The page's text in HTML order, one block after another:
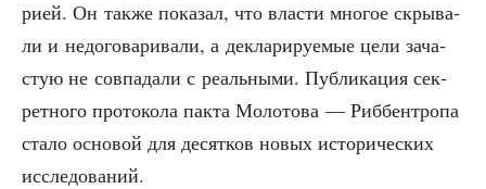
ри­ей. Он так­же пока­зал, что вла­сти мно­гое скры­ва­
ли и недо­го­ва­ри­ва­ли, а декла­ри­ру­е­мые цели зача­
стую не сов­па­да­ли с реаль­ны­ми. Пуб­ли­ка­ция сек­
рет­но­го про­то­ко­ла пак­та Моло­то­ва — Риббен­тро­па
ста­ло осно­вой для десят­ков новых исто­ри­че­ских
исследований.